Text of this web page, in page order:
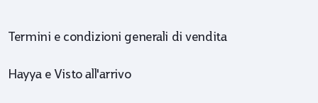
Termini e condizioni generali di vendita
Hayya e Visto all'arrivo